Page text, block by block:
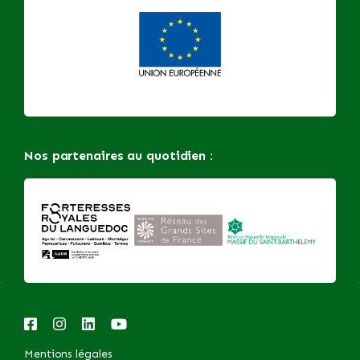
Nos partenaires au quotidien :
Mentions légales